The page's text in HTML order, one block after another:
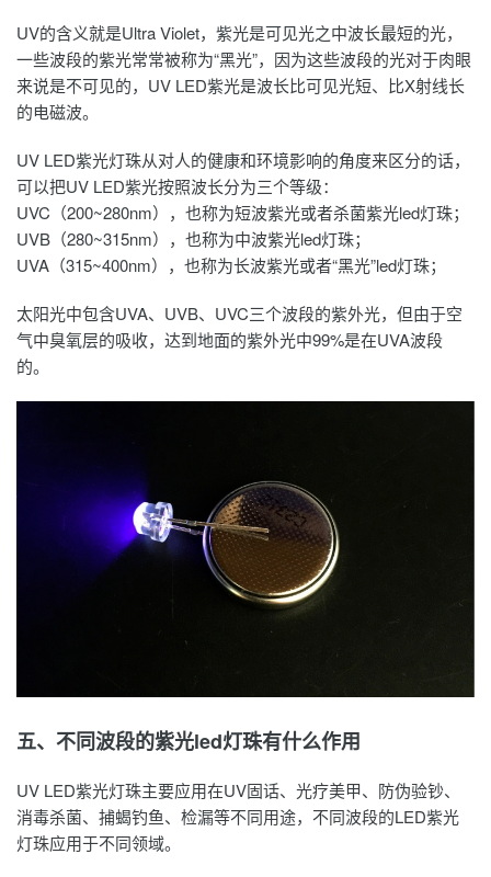
UV的含义就是Ultra Violet，紫光是可见光之中波长最短的光，
一些波段的紫光常常被称为“黑光”，因为这些波段的光对于肉眼
来说是不可见的，UV LED紫光是波长比可见光短、比X射线长
的电磁波。
UV LED紫光灯珠从对人的健康和环境影响的角度来区分的话，
可以把UV LED紫光按照波长分为三个等级：
UVC（200~280nm），也称为短波紫光或者杀菌紫光led灯珠；
UVB（280~315nm），也称为中波紫光led灯珠；
UVA（315~400nm），也称为长波紫光或者“黑光”led灯珠；
太阳光中包含UVA、UVB、UVC三个波段的紫外光，但由于空
气中臭氧层的吸收，达到地面的紫外光中99%是在UVA波段
的。
五、不同波段的紫光led灯珠有什么作用
UV LED紫光灯珠主要应用在UV固话、光疗美甲、防伪验钞、
消毒杀菌、捕蝎钓鱼、检漏等不同用途，不同波段的LED紫光
灯珠应用于不同领域。